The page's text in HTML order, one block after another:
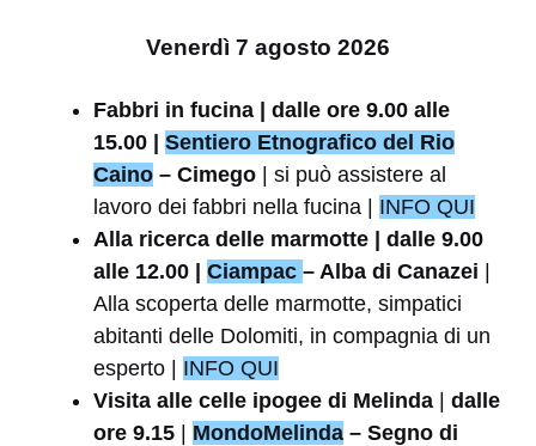
Venerdì 7 agosto 2026
Fabbri in fucina | dalle ore 9.00 alle
15.00 | Sentiero Etnografico del Rio
Caino – Cimego | si può assistere al
lavoro dei fabbri nella fucina | INFO QUI
Alla ricerca delle marmotte | dalle 9.00
alle 12.00 | Ciampac – Alba di Canazei |
Alla scoperta delle marmotte, simpatici
abitanti delle Dolomiti, in compagnia di un
esperto | INFO QUI
Visita alle celle ipogee di Melinda | dalle
ore 9.15 | MondoMelinda – Segno di